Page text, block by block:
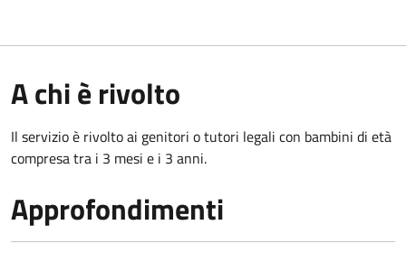
A chi è rivolto
Il servizio è rivolto ai genitori o tutori legali con bambini di età
compresa tra i 3 mesi e i 3 anni.
Approfondimenti